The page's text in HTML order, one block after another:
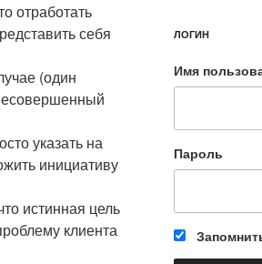
отработать
себя
(один
указать на
инициативу
истинная цель
клиента
ЛОГИН
Имя
Пароль